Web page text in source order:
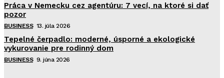
Práca v Nemecku cez agentúru: 7 vecí, na ktoré si dať
pozor
BUSINESS 13. júla 2026
Tepelné čerpadlo: moderné, úsporné a ekologické
vykurovanie pre rodinný dom
BUSINESS 9. júna 2026